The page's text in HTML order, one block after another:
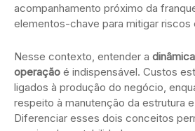
acompanhamento próximo da
elementos-chave para mitigar riscos
Nesse contexto, entender a
operação é indispensável. Custos
ligados à produção do negócio,
respeito à manutenção da estrutura
Diferenciar esses dois conceitos